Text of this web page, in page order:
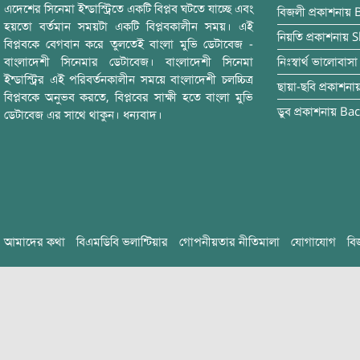
এদেশের সিনেমা ইন্ডাস্ট্রিতে একটি বিপ্লব ঘটতে যাচ্ছে এবং
হয়তো বর্তমান সময়টা একটি বিপ্লবকালীন সময়। এই
বিপ্লবকে বেগবান করে তুলতেই বাংলা মুভি ডেটাবেজ -
বাংলাদেশী সিনেমার ডেটাবেজ। বাংলাদেশী সিনেমা
ইন্ডাস্ট্রির এই পরিবর্তনকালীন সময়ে বাংলাদেশী চলচ্চিত্র
বিপ্লবকে অনুভব করতে, বিপ্লবের সাক্ষী হতে বাংলা মুভি
ডেটাবেজ এর সাথে থাকুন। ধন্যবাদ।
বিজলী প্রকাশনায়
নিয়তি প্রকাশনায়
নিঃস্বার্থ ভালোবাসা
ছায়া-ছবি
ডুব প্রকাশনায়
আমাদের কথা বিএমডিবি ভলান্টিয়ার গোপনীয়তার নীতিমালা যোগাযোগ